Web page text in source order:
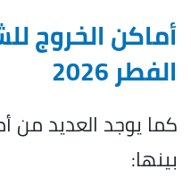
أماكن الخروج
الفطر 2026
كما يوجد العديد من
بينها: